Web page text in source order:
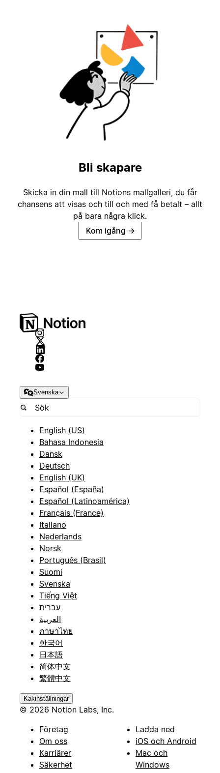
Bli skapare
Skicka in din mall till Notions mallgalleri, du får
chansens att visas och till och med få betalt – allt
på bara några klick.
Kom igång →
Svenska
English (US)
Bahasa Indonesia
Dansk
Deutsch
English (UK)
Español (España)
Español (Latinoamérica)
Français (France)
Italiano
Nederlands
Norsk
Português (Brasil)
Suomi
Svenska
Tiếng Việt
עברית
العربية
ภาษาไทย
한국어
日本語
简体中文
繁體中文
Kakinställningar
© 2026 Notion Labs, Inc.
Företag
Om oss
Karriärer
Säkerhet
Ladda ned
iOS och Android
Mac och
Windows